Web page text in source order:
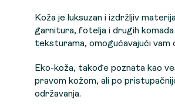
Koža je luksuzan i izdržljiv
garnitura, fotelja i drugih
teksturama, omogućavajući vam
Eko-koža, takođe poznata kao
pravom kožom, ali po
održavanja.